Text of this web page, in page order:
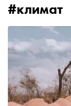
#климат